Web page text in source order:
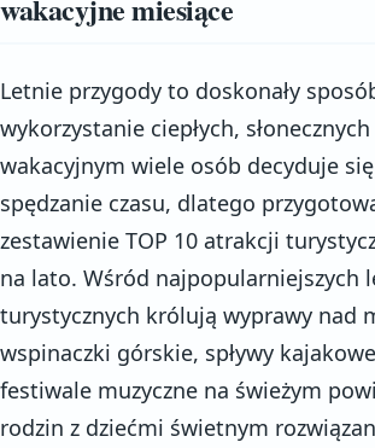
wakacyjne miesiące
Letnie przygody to doskonały
wykorzystanie ciepłych,
wakacyjnym wiele osób decyduje
spędzanie czasu, dlatego
zestawienie TOP 10 atrakcji
na lato. Wśród najpopularniejszych
turystycznych królują wyprawy nad
wspinaczki górskie, spływy
festiwale muzyczne na świeżym
rodzin z dziećmi świetnym